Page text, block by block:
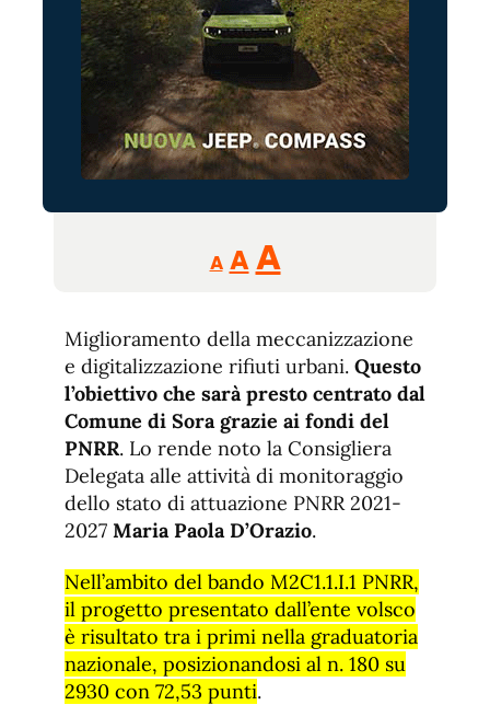
A
Reducir
tamaño
A Restablecer
tamaño
fuente
AAumentar
de
fuente.
Miglioramento della meccanizzazione
e digitalizzazione rifiuti urbani. Questo
l’obiettivo che sarà presto centrato dal
Comune di Sora grazie ai fondi del
PNRR. Lo rende noto la Consigliera
Delegata alle attività di monitoraggio
dello stato di attuazione PNRR 2021-
2027 Maria Paola D’Orazio.
Nell’ambito del bando M2C1.1.I.1 PNRR,
il progetto presentato dall’ente volsco
è risultato tra i primi nella graduatoria
nazionale, posizionandosi al n. 180 su
2930 con 72,53 punti.